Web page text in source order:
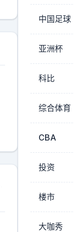
中国足球
亚洲杯
科比
综合体育
CBA
投资
楼市
大咖秀